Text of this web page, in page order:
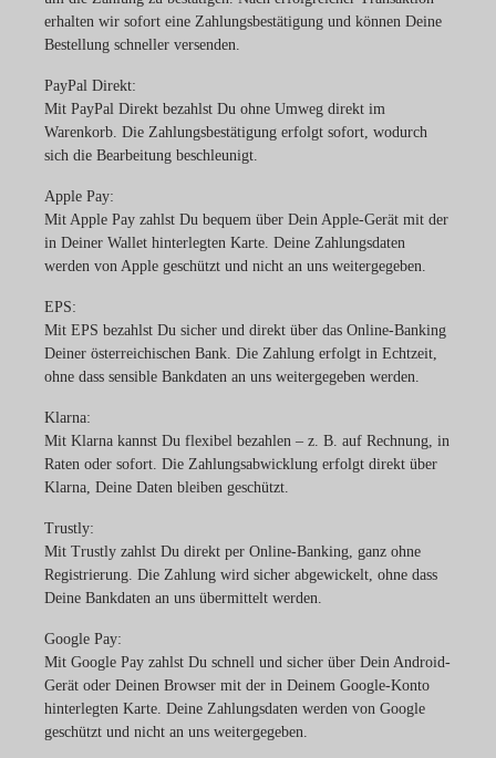
erhalten wir sofort eine Zahlungsbestätigung und können Deine
Bestellung schneller versenden.
PayPal Direkt:
Mit PayPal Direkt bezahlst Du ohne Umweg direkt im
Warenkorb. Die Zahlungsbestätigung erfolgt sofort, wodurch
sich die Bearbeitung beschleunigt.
Apple Pay:
Mit Apple Pay zahlst Du bequem über Dein Apple-Gerät mit der
in Deiner Wallet hinterlegten Karte. Deine Zahlungsdaten
werden von Apple geschützt und nicht an uns weitergegeben.
EPS:
Mit EPS bezahlst Du sicher und direkt über das Online-Banking
Deiner österreichischen Bank. Die Zahlung erfolgt in Echtzeit,
ohne dass sensible Bankdaten an uns weitergegeben werden.
Klarna:
Mit Klarna kannst Du flexibel bezahlen – z. B. auf Rechnung, in
Raten oder sofort. Die Zahlungsabwicklung erfolgt direkt über
Klarna, Deine Daten bleiben geschützt.
Trustly:
Mit Trustly zahlst Du direkt per Online-Banking, ganz ohne
Registrierung. Die Zahlung wird sicher abgewickelt, ohne dass
Deine Bankdaten an uns übermittelt werden.
Google Pay:
Mit Google Pay zahlst Du schnell und sicher über Dein Android-
Gerät oder Deinen Browser mit der in Deinem Google-Konto
hinterlegten Karte. Deine Zahlungsdaten werden von Google
geschützt und nicht an uns weitergegeben.